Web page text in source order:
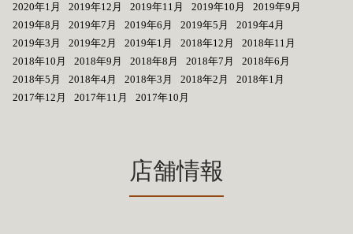
2020年1月
2019年12月 2019年11月 2019年10月
2019年9月
2019年8月
2019年7月 2019年6月 2019年5月
2019年4月
2019年3月
2019年2月 2019年1月 2018年12月
2018年11月
2018年10月
2018年9月 2018年8月 2018年7月
2018年6月
2018年5月
2018年4月 2018年3月 2018年2月
2018年1月
2017年12月
2017年11月 2017年10月
店舗情報